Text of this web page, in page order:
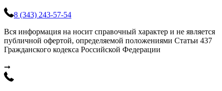
8 (343) 243-57-54
Вся информация на носит справочный характер и не является
публичной офертой, определяемой положениями Статьи 437
Гражданского кодекса Российской Федерации
➞